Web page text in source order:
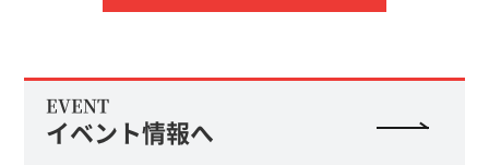
EVENT
イベント情報へ